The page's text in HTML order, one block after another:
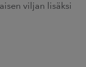
viljan lisäksi